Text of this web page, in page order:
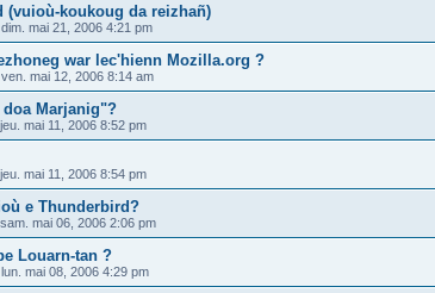
(vuioù-koukoug da reizhañ)
dim. mai 21, 2006 4:21 pm
war lec'hienn Mozilla.org ?
ven. mai 12, 2006 8:14 am
Marjanig"?
jeu. mai 11, 2006 8:52 pm
jeu. mai 11, 2006 8:54 pm
e Thunderbird?
sam. mai 06, 2006 2:06 pm
Louarn-tan ?
lun. mai 08, 2006 4:29 pm